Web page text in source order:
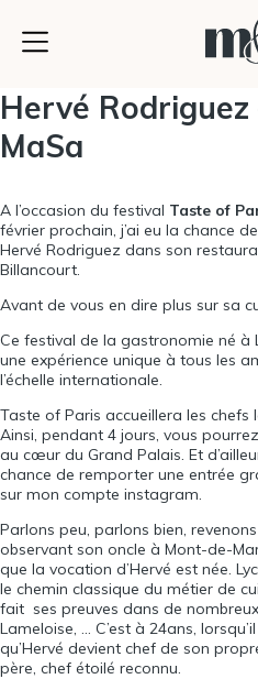
Hervé
MaSa
A l’occasion du festival Taste of
février prochain, j’ai eu la chance
Hervé Rodriguez dans son
Billancourt.
Avant de vous en dire plus sur sa
Ce festival de la gastronomie né à
une expérience unique à tous les
l’échelle internationale.
Taste of Paris accueillera les
Ainsi, pendant 4 jours, vous
au cœur du Grand Palais. Et
chance de remporter une entrée
sur mon compte instagram.
Parlons peu, parlons bien,
observant son oncle à Mont-de-
que la vocation d’Hervé est née.
le chemin classique du métier de
fait ses preuves dans de
Lameloise, … C’est à 24ans,
qu’Hervé devient chef de son
père, chef étoilé reconnu.